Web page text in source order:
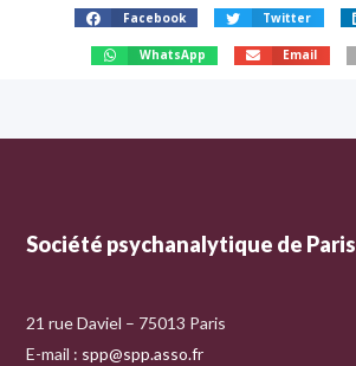
Facebook Twitter
WhatsApp Email
Société psychanalytique de Paris
21 rue Daviel – 75013 Paris
E-mail : spp@spp.asso.fr